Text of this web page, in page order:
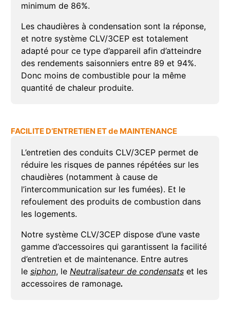
minimum de 86%.
Les chaudières à condensationsont la réponse,
et notre système CLV/3CEP est totalement
adapté pour ce type d’appareil afin d’atteindre
des rendements saisonniers entre 89 et 94%.
Donc moins de combustible pour la même
quantité de chaleur produite.
FACILITE D’ENTRETIEN ET de MAINTENANCE
L’entretien des conduits CLV/3CEP permet de
réduire les risques de pannes répétées sur les
chaudières (notamment à cause de
l’intercommunication sur les fumées). Et le
refoulement des produits de combustion dans
les logements.
Notre système CLV/3CEP dispose d’une vaste
gamme d’accessoires qui garantissent la facilité
d’entretien et de maintenance. Entre autres
le siphon, le Neutralisateur de condensatset les
accessoires de ramonage.